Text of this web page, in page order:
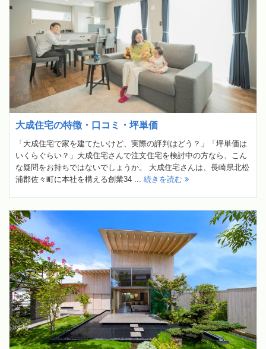
大成住宅の特徴・口コミ・坪単価
「大成住宅で家を建てたいけど、実際の評判はどう？」「坪単価は
いくらぐらい？」大成住宅さんで注文住宅を検討中の方なら、こん
な疑問をお持ちではないでしょうか。 大成住宅さんは、長崎県北松
浦郡佐々町に本社を構える創業34 ... 続きを読む